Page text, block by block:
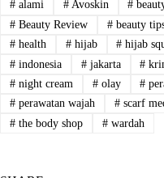
#alami #Avoskin #
#Beauty Review #beauty
#health #hijab # hijab
#indonesia #jakarta #
#night cream #olay #
#perawatan wajah #scarf
#the body shop #wardah